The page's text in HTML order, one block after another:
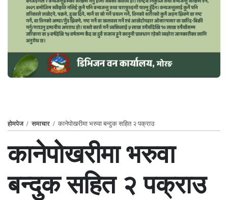
होमपेज/समाचार / कानेपोखरीमा भरुवा बन्दुक सहित २ पक्राउ
कानेपोखरीमा भरुवा
बन्दुक सहित २ पक्राउ